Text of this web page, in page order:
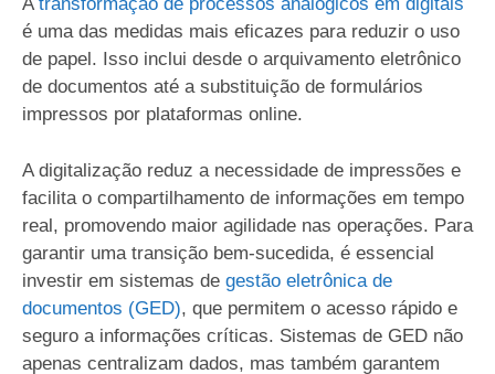
é uma das medidas mais eficazes para reduzir o uso
de papel. Isso inclui desde o arquivamento eletrônico
de documentos até a substituição de formulários
impressos por plataformas online.
A digitalização reduz a necessidade de impressões e
facilita o compartilhamento de informações em tempo
real, promovendo maior agilidade nas operações. Para
garantir uma transição bem-sucedida, é essencial
investir em sistemas de gestão eletrônica de
documentos (GED), que permitem o acesso rápido e
seguro a informações críticas. Sistemas de GED não
apenas centralizam dados, mas também garantem